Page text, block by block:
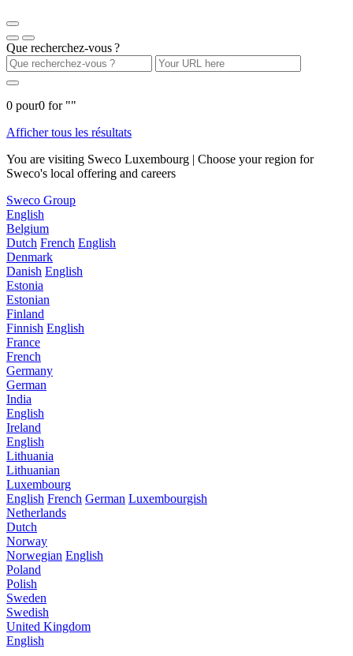
Que recherchez-vous ?
0 pour0 for ""
Afficher tous les résultats
You are visiting Sweco Luxembourg | Choose your region for
Sweco's local offering and careers
Sweco Group
English
Belgium
Dutch French English
Denmark
Danish English
Estonia
Estonian
Finland
Finnish English
France
French
Germany
German
India
English
Ireland
English
Lithuania
Lithuanian
Luxembourg
English French German Luxembourgish
Netherlands
Dutch
Norway
Norwegian English
Poland
Polish
Sweden
Swedish
United Kingdom
English